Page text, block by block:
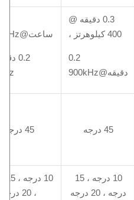
0.3 دقیقه @
400 کیلوهرتز ،
0.2
دقیقه@900kHz
ساعت@100kHz ،
0.2
45 درجه 45 درجه
10 درجه ، 15
درجه ، 20 درجه
، 20 درجه